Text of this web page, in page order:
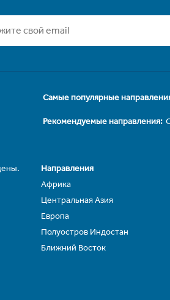
Самые популярные
Рекомендуемые направления:
Направления
Африка
Центральная Азия
Европа
Полуостров Индостан
Ближний Восток